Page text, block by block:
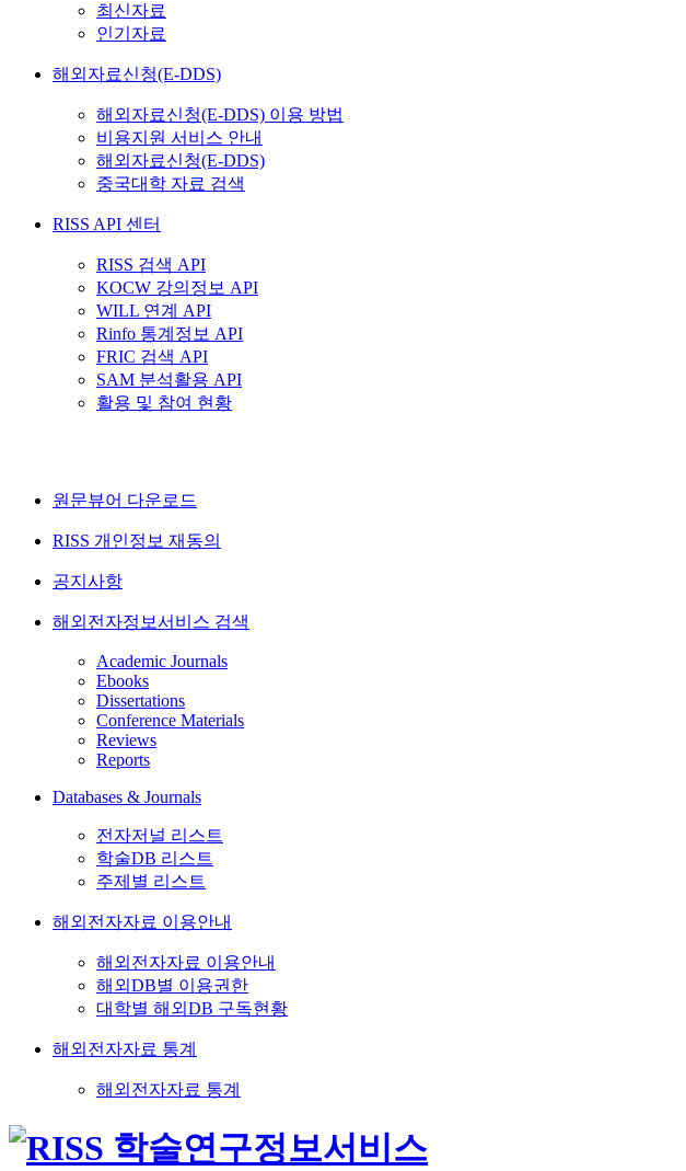
최신자료
인기자료
해외자료신청(E-DDS)
해외자료신청(E-DDS) 이용 방법
비용지원 서비스 안내
해외자료신청(E-DDS)
중국대학 자료 검색
RISS API 센터
RISS 검색 API
KOCW 강의정보 API
WILL 연계 API
Rinfo 통계정보 API
FRIC 검색 API
SAM 분석활용 API
활용 및 참여 현황
원문뷰어 다운로드
RISS 개인정보 재동의
공지사항
해외전자정보서비스 검색
Academic Journals
Ebooks
Dissertations
Conference Materials
Reviews
Reports
Databases & Journals
전자저널 리스트
학술DB 리스트
주제별 리스트
해외전자자료 이용안내
해외전자자료 이용안내
해외DB별 이용권한
대학별 해외DB 구독현황
해외전자자료 통계
해외전자자료 통계